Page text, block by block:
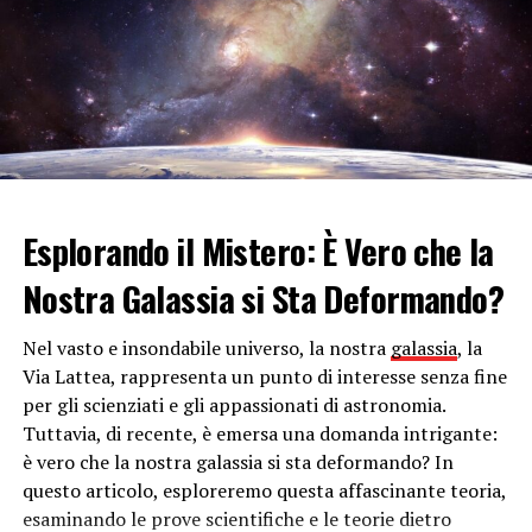
La cartella file, secondoWindows , può essere protetta
due modi differenti. Il primo si basa solo sulle
capacità interne del sistema operativo, mentre, la
seconda prevede dei software adatti a criptare le
informazioni.
Quando si procede al metodo tradizionale è importante,
esempio è
WindRARoWinZip
. A questo punto si crea
una cartella dove verranno inseriti i documenti. Con il
tasto destro verrà fuori un menu a tendina e bisognerà
cliccare la voce “aggiungi a un archivio”. Quindi si aprirà
il programma dedicato alla compressione dei file.
Aprendo le impostazioni avanzate potremo applicare
una password e crittografare i file.
Molto importante è anche laqualità della password
Questa non deve essere facilmente riconoscibile, allora,
attenzione alla combinazione di parole e numeri.
Esplorando il Mistero: È Vero che la
Nostra Galassia si Sta Deformando?
Nel vasto e insondabile universo, la nostra galassia, la
Via Lattea, rappresenta un punto di interesse senza fine
per gli scienziati e gli appassionati di astronomia.
Tuttavia, di recente, è emersa una domanda intrigante:
è vero che la nostra galassia si sta deformando? In
questo articolo, esploreremo questa affascinante teoria,
esaminando le prove scientifiche e le teorie dietro